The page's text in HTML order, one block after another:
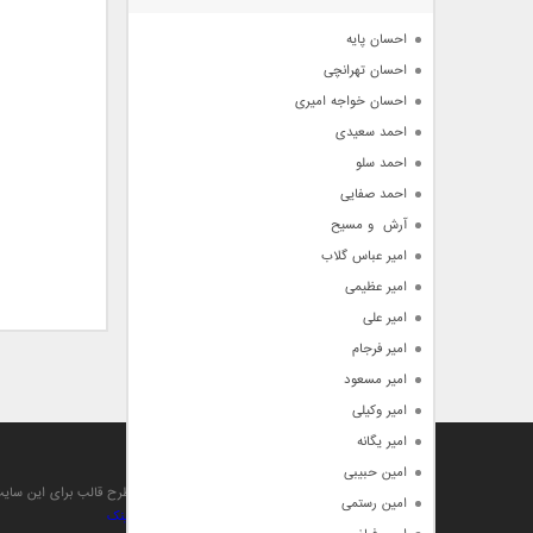
احسان پایه
احسان تهرانچی
احسان خواجه امیری
احمد سعیدی
احمد سلو
احمد صفایی
آرش  و مسیح
امیر عباس گلاب
امیر عظیمی
امیر علی
امیر فرجام
امیر مسعود
امیر وکیلی
امیر یگانه
امین حبیبی
امین رستمی
تمام حقوق مادی , معنوی , مطالب و طرح قالب برای این
بک لینک